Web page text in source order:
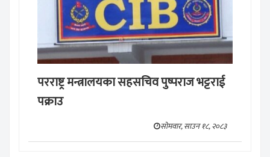
परराष्ट्र मन्त्रालयका सहसचिव पुष्पराज भट्टराई
पक्राउ
सोमवार, साउन १८, २०८३